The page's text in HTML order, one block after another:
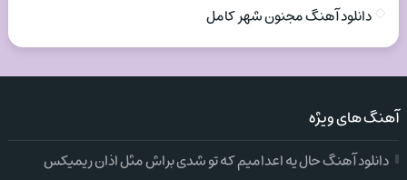
دانلود آهنگ مجنون شهر کامل
آهنگ های ویژه
دانلود آهنگ حال یه اعدامیم که تو شدی براش مثل اذان ریمیکس